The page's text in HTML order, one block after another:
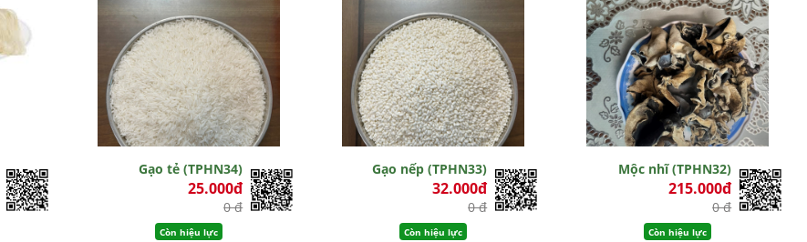
Gạo tẻ (TPHN34)
25.000đ
0 đ
Còn hiệu lực
Gạo nếp (TPHN33)
32.000đ
0 đ
Còn hiệu lực
Mộc nhĩ (TPHN32)
215.000đ
0 đ
Còn hiệu lực